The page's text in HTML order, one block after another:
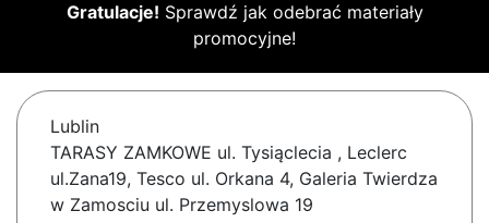
Gratulacje! Sprawdź jak odebrać materiały
promocyjne!
Lublin
TARASY ZAMKOWE ul. Tysiąclecia , Leclerc
ul.Zana19, Tesco ul. Orkana 4, Galeria Twierdza
w Zamosciu ul. Przemyslowa 19